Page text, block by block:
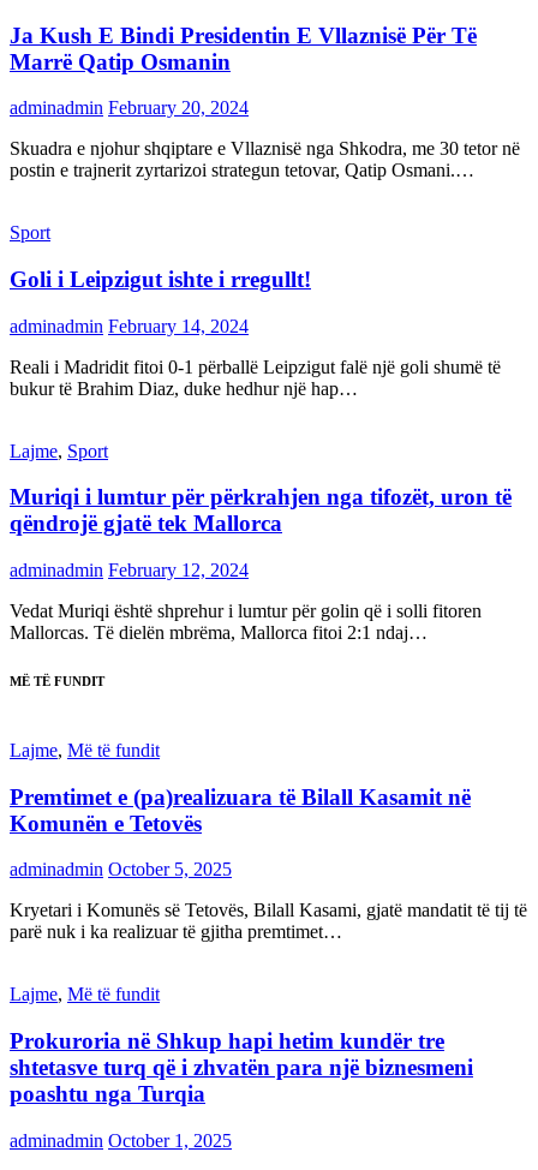
Ja Kush E Bindi Presidentin E Vllaznisë Për Të
Marrë Qatip Osmanin
adminadmin February 20, 2024
Skuadra e njohur shqiptare e Vllaznisë nga Shkodra, me 30 tetor në
postin e trajnerit zyrtarizoi strategun tetovar, Qatip Osmani.…
Sport
Goli i Leipzigut ishte i rregullt!
adminadmin February 14, 2024
Reali i Madridit fitoi 0-1 përballë Leipzigut falë një goli shumë të
bukur të Brahim Diaz, duke hedhur një hap…
Lajme, Sport
Muriqi i lumtur për përkrahjen nga tifozët, uron të
qëndrojë gjatë tek Mallorca
adminadmin February 12, 2024
Vedat Muriqi është shprehur i lumtur për golin që i solli fitoren
Mallorcas. Të dielën mbrëma, Mallorca fitoi 2:1 ndaj…
MË TË FUNDIT
Lajme, Më të fundit
Premtimet e (pa)realizuara të Bilall Kasamit në
Komunën e Tetovës
adminadmin October 5, 2025
Kryetari i Komunës së Tetovës, Bilall Kasami, gjatë mandatit të tij të
parë nuk i ka realizuar të gjitha premtimet…
Lajme, Më të fundit
Prokuroria në Shkup hapi hetim kundër tre
shtetasve turq që i zhvatën para një biznesmeni
poashtu nga Turqia
adminadmin October 1, 2025